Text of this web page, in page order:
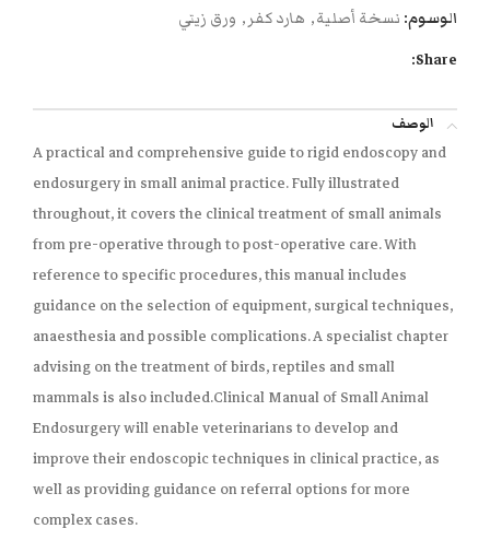
الوسوم: نسخة أصلية, هارد كفر , ورق زيتي
Share:
الوصف
A practical and comprehensive guide to rigid endoscopy and
endosurgery in small animal practice. Fully illustrated
throughout, it covers the clinical treatment of small animals
from pre-operative through to post-operative care. With
reference to specific procedures, this manual includes
guidance on the selection of equipment, surgical techniques,
anaesthesia and possible complications. A specialist chapter
advising on the treatment of birds, reptiles and small
mammals is also included.Clinical Manual of Small Animal
Endosurgerywill enable veterinarians to develop and
improve their endoscopic techniques in clinical practice, as
well as providing guidance on referral options for more
complex cases.